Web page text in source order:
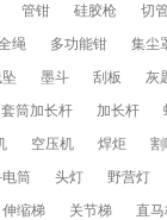
管钳 硅胶枪
切
绳 多功能钳
集尘
墨斗 刮板
灰
套筒加长杆 加长杆
空压机 焊炬
筒 头灯
野营灯
伸缩梯 关节梯
直